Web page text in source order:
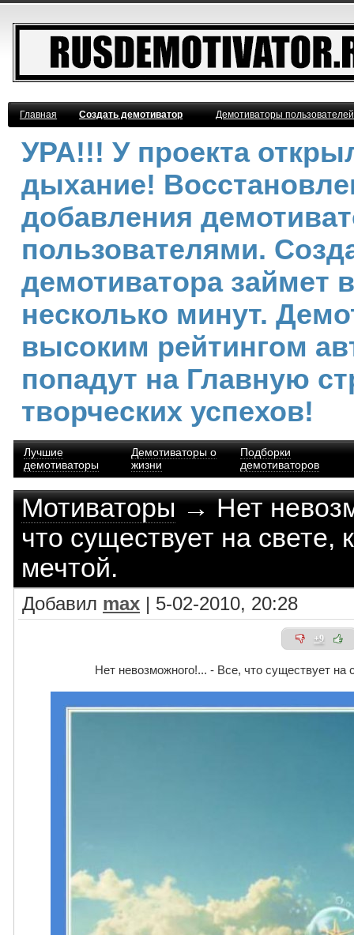
Главная Создать демотиватор Демотиваторы
УРА!!! У проекта
дыхание!
добавления
пользователями.
демотиватора займет
несколько минут.
высоким рейтингом
попадут на Главную
творческих успехов!
Лучшие
демотиваторы
Демотиваторы о
жизни
Подборки
демотиваторов
Мотиваторы→ Нет
что существует на свете,
мечтой.
Добавил max | 5-02-2010, 20:28
+9
Нет невозможного!... - Все, что существует на